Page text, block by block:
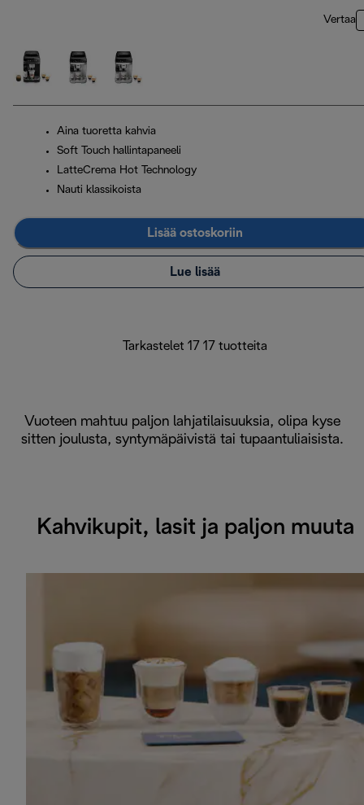
Vertaa
Aina tuoretta kahvia
Soft Touch hallintapaneeli
LatteCrema Hot Technology
Nauti klassikoista
Lisää ostoskoriin
Lue lisää
Tarkastelet 17 17 tuotteita
Vuoteen mahtuu paljon lahjatilaisuuksia, olipa kyse
sitten joulusta, syntymäpäivistä tai tupaantuliaisista.
Kahvikupit, lasit ja paljon muuta